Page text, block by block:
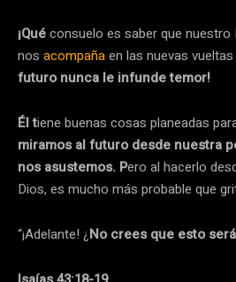
¡Quéconsuelo es saber que
nos acompañaen las nuevas vueltas
futuro nunca le infunde temor!
Él tiene buenas cosas planeadas
miramos al futuro desde nuestra
nos asustemos. Pero al hacerlo
Dios, es mucho más probable que
“¡Adelante! ¿No crees que esto